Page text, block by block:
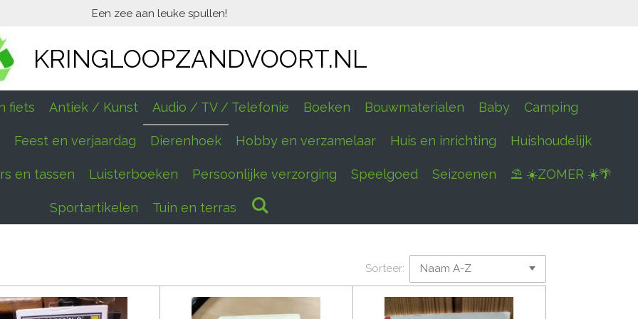
Een zee aan leuke spullen!
KRINGLOOPZANDVOORT.NL
fiets Antiek / Kunst Audio / TV / Telefonie Boeken Bouwmaterialen Baby Camping
Feest en verjaardag Dierenhoek Hobby en verzamelaar Huis en inrichting Huishoudelijk
en tassen Luisterboeken Persoonlijke verzorging Speelgoed Seizoenen ⛱ ☀️ZOMER ☀️🌴
Sportartikelen Tuin en terras
Sorteer: